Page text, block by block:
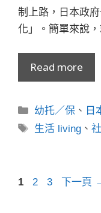
制上路，日本政
化」。簡單來說
Read more
分
類
幼托／保 、 日
標
生活 living 、
頁
1
頁
2
頁
3 下一頁